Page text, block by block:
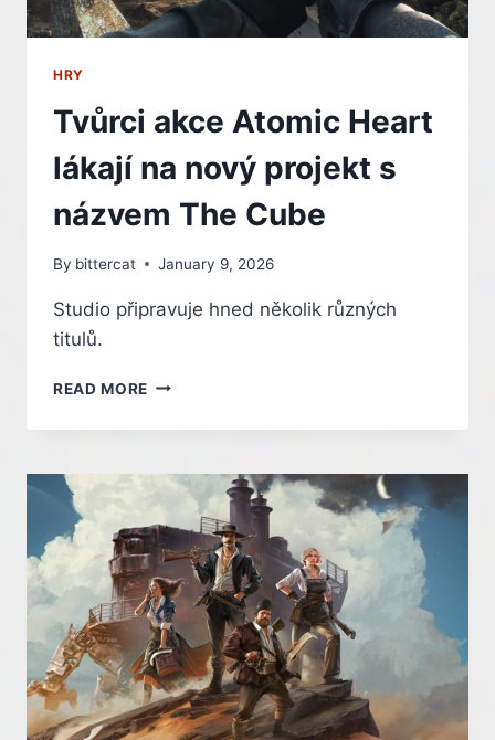
HRY
Tvůrci akce Atomic Heart
lákají na nový projekt s
názvem The Cube
By bittercat January 9, 2026
Studio připravuje hned několik různých
titulů.
READ MORE TVŮRCI
ATOMIC
LÁKAJÍ
NOVÝ
PROJEKT
S
NÁZVEM
THE
CUBE